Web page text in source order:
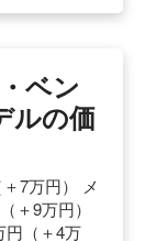
ベン
ルの価
7万円） メ
＋9万円）
円（＋4万